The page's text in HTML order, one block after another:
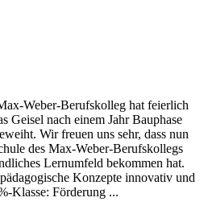
Weber-Berufskolleg hat feierlich
Geisel nach einem Jahr Bauphase
Wir freuen uns sehr, dass nun
des Max-Weber-Berufskollegs
Lernumfeld bekommen hat.
Konzepte innovativ und
Klasse: Förderung ...